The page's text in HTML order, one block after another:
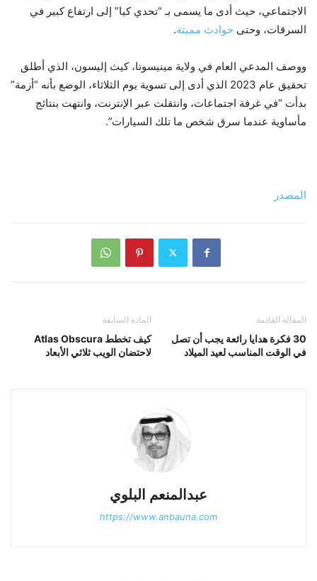
الاجتماعي، حيث أدى ما يسمى بـ “تحدي كيا” إلى ارتفاع كبير في
السرقات، وحتى حوادث مميتة.
ووصف المدعي العام في ولاية مينيسوتا، كيث إليسون، الذي أطلق
تحقيق عام 2023 الذي أدى إلى تسوية يوم الثلاثاء، الوضع بأنه “أزمة”
بدأت “في غرفة اجتماعات، وانتقلت عبر الإنترنت، وانتهت بنتائج
مأساوية عندما سرق شخص ما تلك السيارات”.
المصدر
المادة السابقة
كيف تخطط Atlas Obscura
لاحتضان الويب ثلاثي الأبعاد
المقالة القادمة
30 فكرة هدايا رائعة يجب أن تصل
في الوقت المناسب لعيد الميلاد
عبدالمنعم البلوي
https://www.anbauna.com